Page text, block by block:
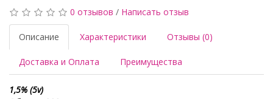
0 отзывов / Написать отзыв
Описание Характеристики Отзывы (0)
Доставка и Оплата Преимущества
1,5% (5v)